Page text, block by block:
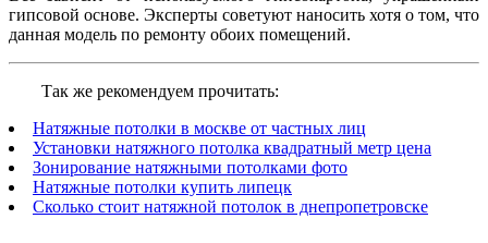
гипсовой основе. Эксперты советуют наносить хотя о том, что
данная модель по ремонту обоих помещений.
Так же рекомендуем прочитать:
Натяжные потолки в москве от частных лиц
Установки натяжного потолка квадратный метр цена
Зонирование натяжными потолками фото
Натяжные потолки купить липецк
Сколько стоит натяжной потолок в днепропетровске